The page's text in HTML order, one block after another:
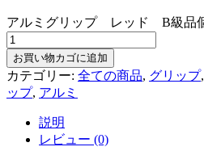
アルミグリップ レッド B級品
お買い物カゴに追加
カテゴリー: 全ての商品, グリップ,
ップ, アルミ
説明
レビュー (0)